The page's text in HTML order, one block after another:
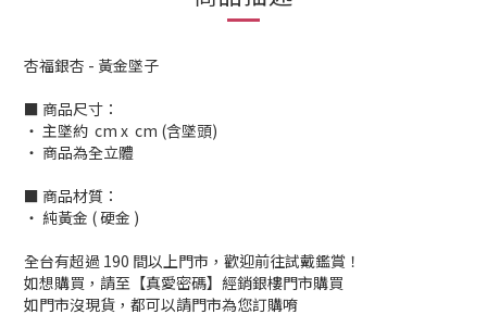
杏福銀杏 - 黃金墜子
■ 商品尺寸：
‧ 主墜約 cm x cm (含墜頭)
‧ 商品為全立體
■ 商品材質：
‧ 純黃金 ( 硬金 )
全台有超過 190 間以上門市，歡迎前往試戴鑑賞！
如想購買，請至【真愛密碼】經銷銀樓門市購買
如門市沒現貨，都可以請門市為您訂購唷